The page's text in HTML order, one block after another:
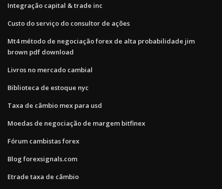
Integração capital & trade inc
Custo do serviço do consultor de ações
Mt4 método de negociação forex de alta probabilidade jim
brown pdf download
Livros no mercado cambial
Biblioteca de estoque nyc
Taxa de câmbio mex para usd
Moedas de negociação de margem bitfinex
Fórum cambistas forex
Blog forexsignals.com
Etrade taxa de câmbio